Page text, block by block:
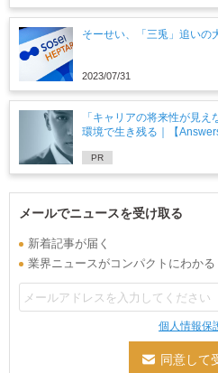
そーせい、「三兎」追いの
2023/07/31
「キャリアの将来性が見
環境で生き残る｜【Answers
PR
メールでニュースを受け取る
新着記事が届く
業界ニュースがコンパクトにわかる
個人情報保